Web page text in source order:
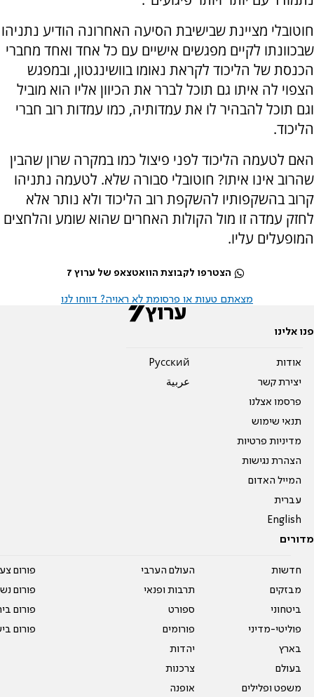
חוטובלי מציינת שבישיבת הסיעה האחרונה הודיע נתניהו
שבכוונתו לקיים מפגשים אישיים עם כל אחד ואחד מחברי
הכנסת של הליכוד לקראת נאומו בוושינגטון, ובמפגש
הצפוי לה איתו גם תוכל לברר את הכיוון אליו הוא מוביל
וגם תוכל להבהיר לו את עמדותיה, כמו עמדות רוב חברי
הליכוד.
האם לטעמה הליכוד לפני פיצול כמו במקרה שרון שהבין
שהרוב אינו איתו? חוטובלי סבורה שלא. לטעמה נתניהו
קרוב בהשקפותיו להשקפת רוב הליכוד ולא נותר אלא
לחזק עמדה זו מול הקולות האחרים שהוא שומע והלחצים
המופעלים עליו.
הצטרפו לקבוצת הוואטצאפ של ערוץ 7
מצאתם טעות או פרסומת לא ראויה? דווחו לנו
פנו אלינו
אודות
יצירת קשר
פרסמו אצלנו
תנאי שימוש
מדיניות פרטיות
הצהרת נגישות
המייל האדום
עברית
English
Pусский
عربية
מדורים
חדשות
מבזקים
ביטחוני
פוליטי-מדיני
בארץ
בעולם
משפט ופלילים
העולם הערבי
תרבות ופנאי
ספורט
פורומים
יהדות
צרכנות
אופנה
פורום
פורום
פורום
פורום